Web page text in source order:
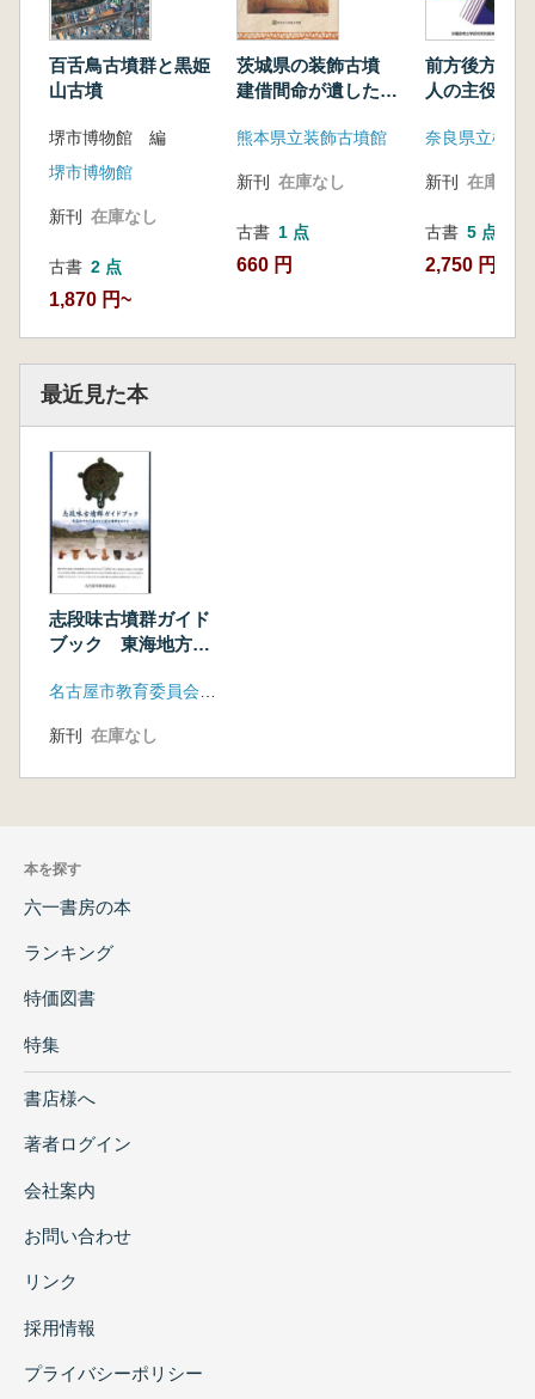
百舌鳥古墳群と黒姫
山古墳
堺市博物館 編
堺市博物館
新刊 在庫なし
古書 2 点
1,870 円~
茨城県の装飾古墳
建借間命が遺したも
熊本県立装飾古墳館
新刊 在庫なし
古書 1 点
660 円
前方後方墳
人の主役
新刊 在庫なし
古書 5 点
2,750 円~
最近見た本
志段味古墳群ガイド
ブック 東海地方を
をめぐる
新刊 在庫なし
本を探す
六一書房の本
ランキング
特価図書
特集
書店様へ
著者ログイン
会社案内
お問い合わせ
リンク
採用情報
プライバシーポリシー